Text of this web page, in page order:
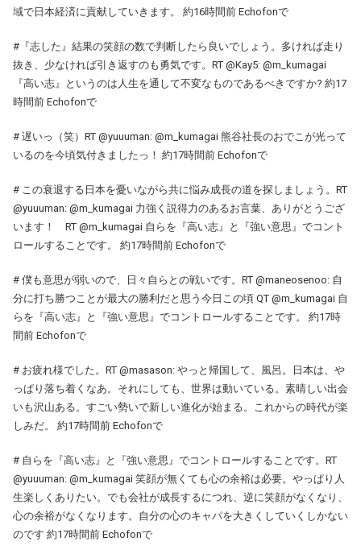
域で日本経済に貢献していきます。 約16時間前 Echofonで
#『志した』結果の笑顔の数で判断したら良いでしょう。多ければ走り
抜き、少なければ引き返すのも勇気です。RT @Kay5: @m_kumagai
『高い志』というのは人生を通して不変なものであるべきですか? 約17
時間前 Echofonで
# 遅いっ（笑）RT @yuuuman: @m_kumagai 熊谷社長のおでこが光って
いるのを今頃気付きましたっ！ 約17時間前 Echofonで
# この衰退する日本を憂いながら共に悩み成長の道を探しましょう。RT
@yuuuman: @m_kumagai 力強く説得力のあるお言葉、ありがとうござ
います！ RT @m_kumagai 自らを『高い志』と『強い意思』でコント
ロールすることです。 約17時間前 Echofonで
# 僕も意思が弱いので、日々自らとの戦いです。RT @maneosenoo: 自
分に打ち勝つことが最大の勝利だと思う今日この頃 QT @m_kumagai 自
らを『高い志』と『強い意思』でコントロールすることです。 約17時
間前 Echofonで
# お疲れ様でした。RT @masason: やっと帰国して、風呂。日本は、や
っぱり落ち着くなあ。それにしても、世界は動いている。素晴しい出会
いも沢山ある。すごい勢いで新しい進化が始まる。これからの時代が楽
しみだ。 約17時間前 Echofonで
# 自らを『高い志』と『強い意思』でコントロールすることです。RT
@yuuuman: @m_kumagai 笑顔が無くても心の余裕は必要。やっぱり人
生楽しくありたい。でも会社が成長するにつれ、逆に笑顔がなくなり、
心の余裕がなくなります。自分の心のキャパを大きくしていくしかない
のです 約17時間前 Echofonで